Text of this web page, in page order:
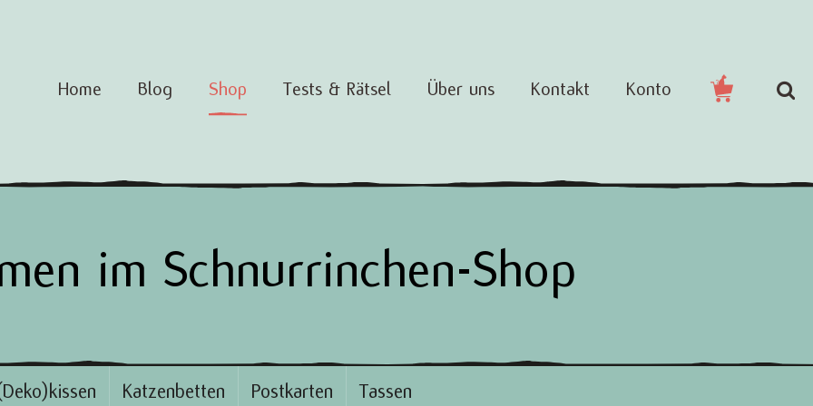
Home Blog Shop Tests & Rätsel Über uns Kontakt Konto
im Schnurrinchen-Shop
Katzenbetten Postkarten Tassen